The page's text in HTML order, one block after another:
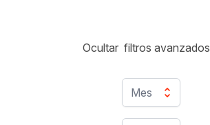
Mes
Ocultar filtros avanzados